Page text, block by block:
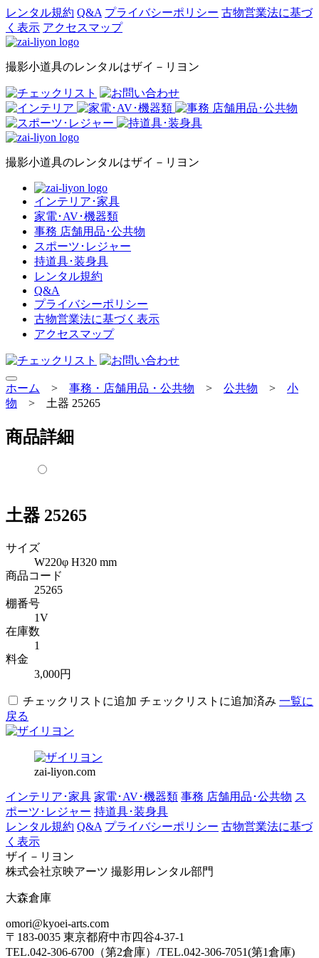
レンタル規約 Q&A プライバシーポリシー 古物営業法に基づ
く表示 アクセスマップ
撮影小道具のレンタルはザイ－リヨン
撮影小道具のレンタルはザイ－リヨン
インテリア･家具
家電･AV･機器類
事務 店舗用品･公共物
スポーツ･レジャー
持道具･装身具
レンタル規約
Q&A
プライバシーポリシー
古物営業法に基づく表示
アクセスマップ
ホーム > 事務・店舗用品・公共物 > 公共物 >
小
物
> 土器 25265
商品詳細
土器 25265
サイズ
W220φ H320 mm
商品コード
25265
棚番号
1V
在庫数
1
料金
3,000円
チェックリストに追加 チェックリストに追加済み 一覧に
戻る
zai-liyon.com
インテリア･家具 家電･AV･機器類 事務 店舗用品･公共物 ス
ポーツ･レジャー 持道具･装身具
レンタル規約 Q&A プライバシーポリシー 古物営業法に基づ
く表示
ザイ－リヨン
株式会社京映アーツ 撮影用レンタル部門
大森倉庫
omori@kyoei-arts.com
〒183-0035 東京都府中市四谷4-37-1
TEL.042-306-6700（第2倉庫）/TEL.042-306-7051(第1倉庫)